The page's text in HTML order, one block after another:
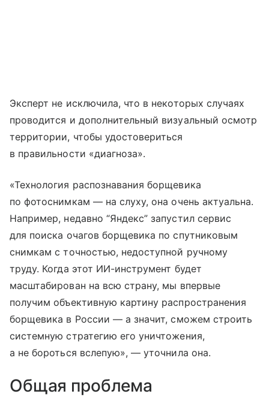
Эксперт не исключила, что в некоторых случаях
проводится и дополнительный визуальный осмотр
территории, чтобы удостовериться
в правильности «диагноза».
«Технология распознавания борщевика
по фотоснимкам — на слуху, она очень актуальна.
Например, недавно “Яндекс” запустил сервис
для поиска очагов борщевика по спутниковым
снимкам с точностью, недоступной ручному
труду. Когда этот ИИ-инструмент будет
масштабирован на всю страну, мы впервые
получим объективную картину распространения
борщевика в России — а значит, сможем строить
системную стратегию его уничтожения,
а не бороться вслепую», — уточнила она.
Общая проблема